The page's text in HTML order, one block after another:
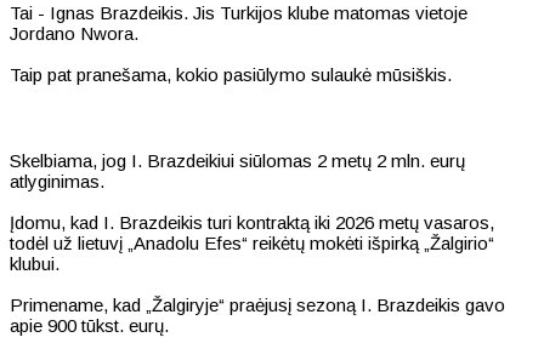
Tai - Ignas Brazdeikis. Jis Turkijos klube matomas vietoje
Jordano Nwora.
Taip pat pranešama, kokio pasiūlymo sulaukė mūsiškis.
Skelbiama, jog I. Brazdeikiui siūlomas 2 metų 2 mln. eurų
atlyginimas.
Įdomu, kad I. Brazdeikis turi kontraktą iki 2026 metų vasaros,
todėl už lietuvį „Anadolu Efes“ reikėtų mokėti išpirką „Žalgirio“
klubui.
Primename, kad „Žalgiryje“ praėjusį sezoną I. Brazdeikis gavo
apie 900 tūkst. eurų.